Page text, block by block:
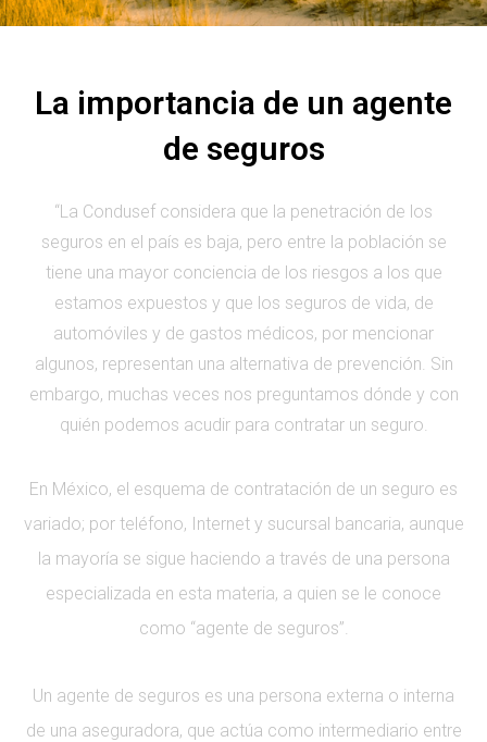
La importancia de un agente
de seguros
“La Condusef considera que la penetración de los
seguros en el país es baja, pero entre la población se
tiene una mayor conciencia de los riesgos a los que
estamos expuestos y que los seguros de vida, de
automóviles y de gastos médicos, por mencionar
algunos, representan una alternativa de prevención. Sin
embargo, muchas veces nos preguntamos dónde y con
quién podemos acudir para contratar un seguro.
En México, el esquema de contratación de un seguro es
variado; por teléfono, Internet y sucursal bancaria, aunque
la mayoría se sigue haciendo a través de una persona
especializada en esta materia, a quien se le conoce
como “agente de seguros”.
Un agente de seguros es una persona externa o interna
de una aseguradora, que actúa como intermediario entre